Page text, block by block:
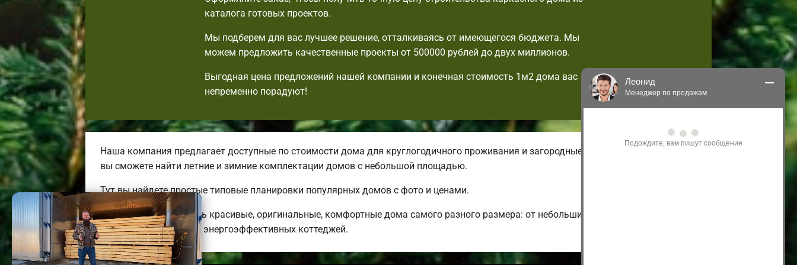
каталога готовых проектов.
Мы подберем для вас лучшее решение, отталкиваясь от имеющегося бюджета. Мы
можем предложить качественные проекты от 500000 рублей до двух миллионов.
Выгодная цена предложений нашей компании и конечная стоимость 1м2 дома вас
непременно порадуют!
Наша компания предлагает доступные по стоимости дома для круглогодичного проживания и загородные. На нашем онлайн-сайте
вы сможете найти летние и зимние комплектации домов с небольшой площадью.
Тут вы найдете простые типовые планировки популярных домов с фото и ценами.
Мы готовы предложить красивые, оригинальные, комфортные дома самого разного размера: от небольших малоэтажных и
дешевых до огромных энергоэффективных коттеджей.
Леонид
Менеджер по продажам
Здравствуйте! Я могу
проконсультировать Вас по нашим
акциям и проектам.